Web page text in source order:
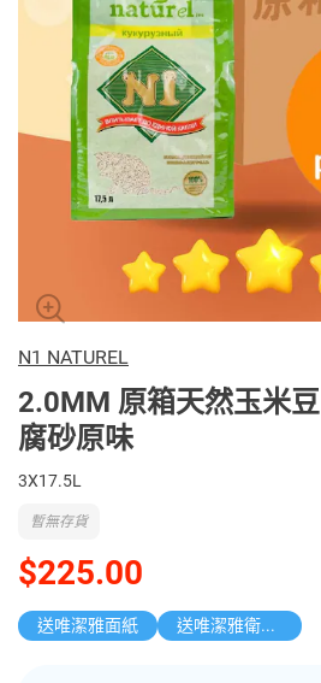
N1 NATUREL
2.0MM 原箱天然玉米豆
腐砂原味
3X17.5L
$225.00
暫無存貨
送唯潔雅面紙 送唯潔雅衛生紙原箱